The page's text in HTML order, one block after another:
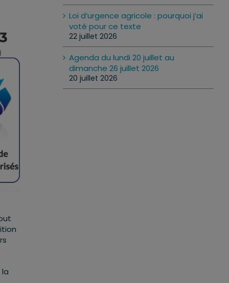
Loi d’urgence agricole : pourquoi j’ai
voté pour ce texte
22 juillet 2026
Agenda du lundi 20 juillet au
dimanche 26 juillet 2026
20 juillet 2026